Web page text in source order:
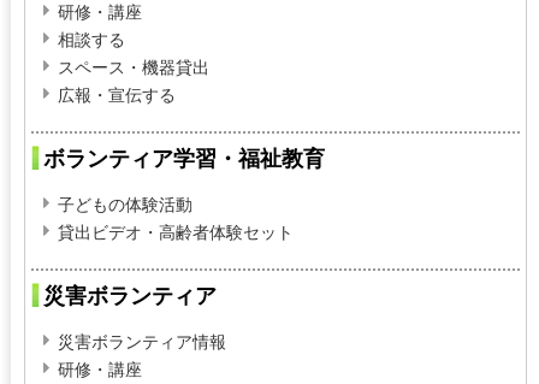
研修・講座
相談する
スペース・機器貸出
広報・宣伝する
ボランティア学習・福祉教育
子どもの体験活動
貸出ビデオ・高齢者体験セット
災害ボランティア
災害ボランティア情報
研修・講座